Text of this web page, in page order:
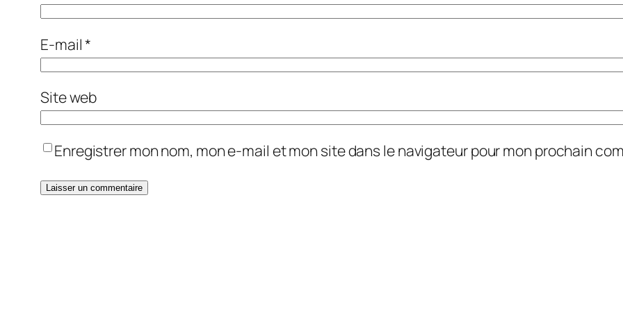
E-mail*
Site web
Enregistrer mon nom, mon e-mail et mon site dans le navigateur pour mon prochain